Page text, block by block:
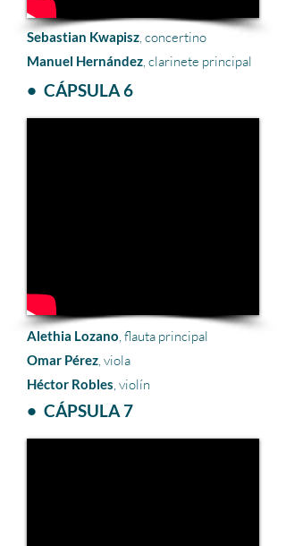
Sebastian Kwapisz, concertino
Manuel Hernández, clarinete principal
• CÁPSULA 6
Alethia Lozano, flauta principal
Omar Pérez, viola
Héctor Robles, violín
• CÁPSULA 7